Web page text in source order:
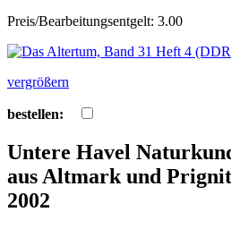
Preis/Bearbeitungsentgelt: 3.00
vergrößern
bestellen:
Untere Havel
aus Altmark und
2002